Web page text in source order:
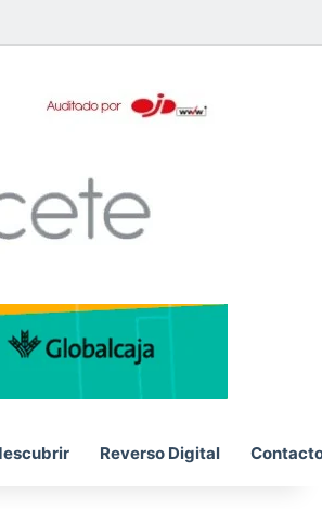
Reverso Digital